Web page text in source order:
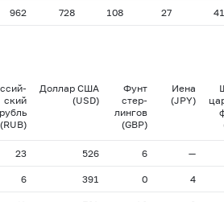
962 728 108 27 41
ский
рубль
(RUB)
Доллар США
(USD)
Фунт
стер-
лингов
(GBP)
Иена
(JPY)
23 526 6 —
6 391 0 4